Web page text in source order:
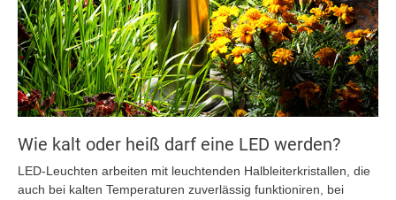
Wie kalt oder heiß darf eine LED werden?
LED-Leuchten arbeiten mit leuchtenden Halbleiterkristallen, die
auch bei kalten Temperaturen zuverlässig funktioniren, bei